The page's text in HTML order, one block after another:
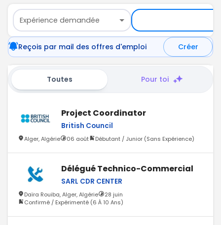
Expérience demandée
Reçois par mail des offres d'emploi Créer
Toutes Pour toi
Project Coordinator
British Council
Alger, Algérie 06 août Débutant / Junior (Sans Expérience)
Délégué Technico-Commercial
SARL CDR CENTER
Daïra Rouiba, Alger, Algérie
28 juin
Confirmé / Expérimenté (6 À 10 Ans)